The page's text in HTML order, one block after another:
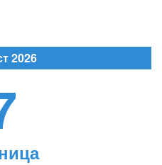
2026